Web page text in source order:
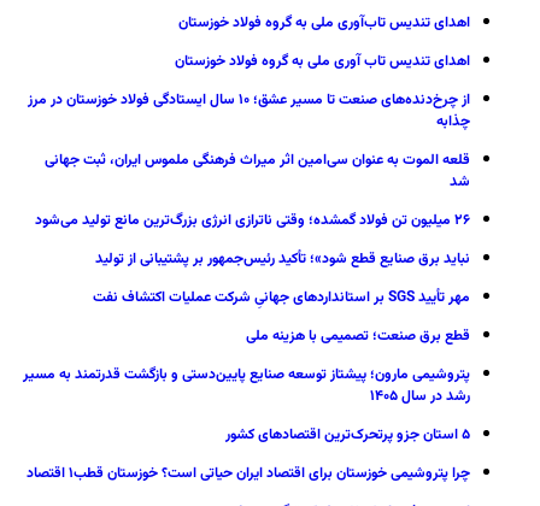
اهدای تندیس تاب‌آوری ملی به گروه فولاد خوزستان
اهدای تندیس تاب آوری ملی به گروه فولاد خوزستان
از چرخ‌دنده‌های صنعت تا مسیر عشق؛ ۱۰ سال ایستادگی فولاد خوزستان در مرز
چذابه
قلعه الموت به عنوان سی‌امین اثر میراث‌ فرهنگی ملموس ایران، ثبت جهانی
شد
۲۶ میلیون تن فولاد گمشده؛ وقتی ناترازی انرژی بزرگ‌ترین مانع تولید می‌شود
نباید برق صنایع قطع شود»؛ تأکید رئیس‌جمهور بر پشتیبانی از تولید
مهر تأیید SGS بر استانداردهای جهانیِ شرکت عملیات اکتشاف نفت
قطع برق صنعت؛ تصمیمی با هزینه ملی
پتروشیمی مارون؛ پیشتاز توسعه صنایع پایین‌دستی و بازگشت قدرتمند به مسیر
رشد در سال ۱۴۰۵
۵ استان جزو پرتحرک‌ترین اقتصاد‌های کشور
چرا پتروشیمی خوزستان برای اقتصاد ایران حیاتی است؟ خوزستان قطب۱ اقتصاد